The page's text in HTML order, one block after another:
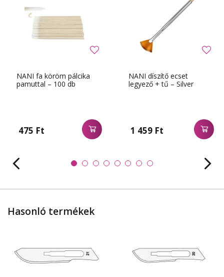
NANI fa köröm pálcika
pamuttal – 100 db
475 Ft
NANI díszítő ecset
legyező + tű – Silver
1 459 Ft
Hasonló termékek